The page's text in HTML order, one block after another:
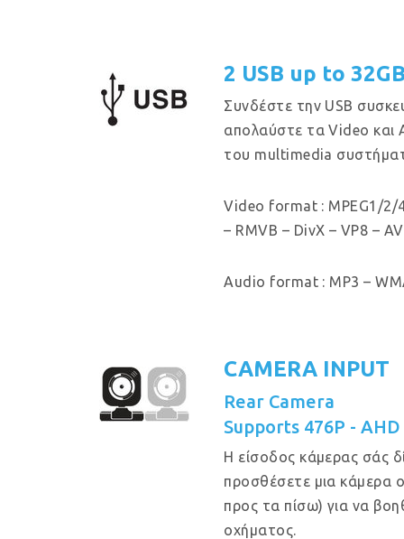
2 USB up to
Συνδέστε την USB
απολαύστε τα Video
του multimedia
Video format : MPEG1/2/
– RMVB – DivX – VP8 –
Audio format : MP3 –
CAMERA INPUT
Rear Camera
Supports 476P - AHD
Η είσοδος κάμερας σάς
προσθέσετε μια κάμερα
προς τα πίσω) για να
οχήματος.